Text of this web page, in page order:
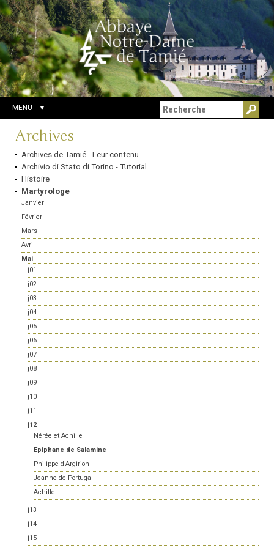
Aller
au
contenu.
|
Aller
à
la
navigation
Outils
personnels
Chercher par
Recherche
avancée…
MENU
Navigation
Archives
Archives de Tamié - Leur contenu
Archivio di Stato di Torino - Tutorial
Histoire
Martyrologe
Janvier
Février
Mars
Avril
Mai
j01
j02
j03
j04
j05
j06
j07
j08
j09
j10
j11
j12
Nérée et Achille
Epiphane de Salamine
Philippe d'Argirion
Jeanne de Portugal
Achille
j13
j14
j15